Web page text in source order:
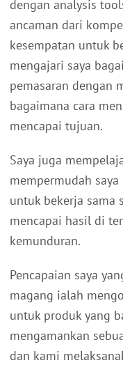
dengan analysis
ancaman dari
kesempatan untuk
mengajari saya
pemasaran dengan
bagaimana cara
mencapai tujuan.
Saya juga
mempermudah
untuk bekerja sama
mencapai hasil di
kemunduran.
Pencapaian saya
magang ialah
untuk produk yang
mengamankan
dan kami